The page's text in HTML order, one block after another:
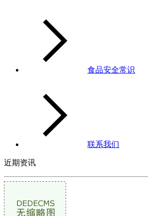
食品安全常识
联系我们
近期资讯